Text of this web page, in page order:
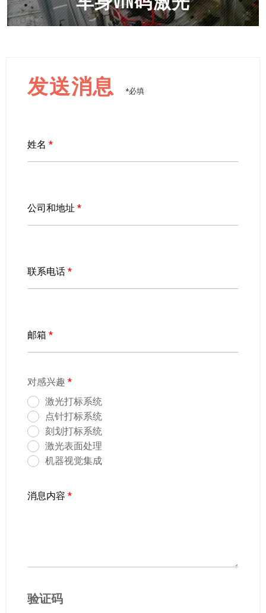
发送消息 *必填
姓名 *
公司和地址 *
联系电话 *
邮箱 *
对感兴趣 *
激光打标系统
点针打标系统
刻划打标系统
激光表面处理
机器视觉集成
消息内容 *
验证码